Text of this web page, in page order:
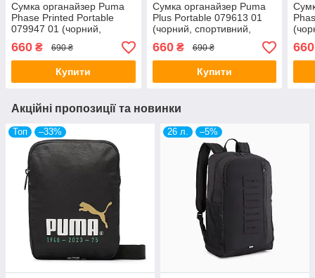
Сумка органайзер Puma
Phase Printed Portable
079947 01 (чорний,
поліестер, логотип пума)
660 ₴ 690 ₴
Купити
Сумка органайзер Puma
Plus Portable 079613 01
(чорний, спортивний,
логотип пума)
660₴ 690 ₴
Купити
660
Акційні пропозиції та новинки
Топ –33% 26 л. –5%